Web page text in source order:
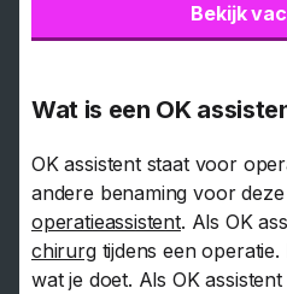
Bekijk
Wat is een OK
OK assistent staat voor
andere benaming voor
operatieassistent. Als OK
chirurgtijdens een operatie.
wat je doet. Als OK